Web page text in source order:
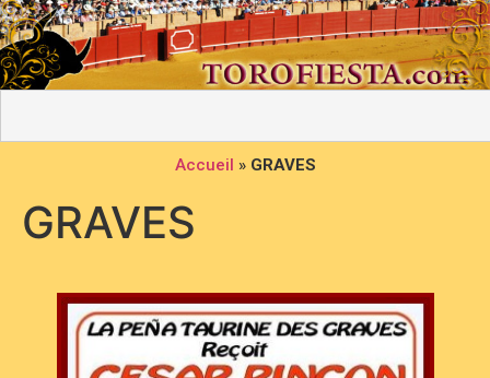
Accueil » GRAVES
GRAVES